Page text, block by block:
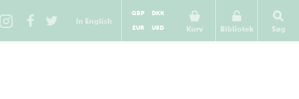
In English
Kurv
GBP
DKK
EUR
USD Bibliotek Søg